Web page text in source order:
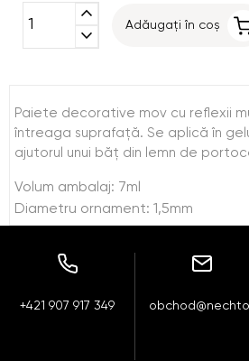
expand_less
expand_more
Adăugați în coș
Paiete decorative mov cu reflexii
întreaga suprafaţă. Se aplică în
ajutorul unui băţ din lemn de
Volum ambalaj: 7ml
Diametru ornament: 1,5mm
+421 907 917 349